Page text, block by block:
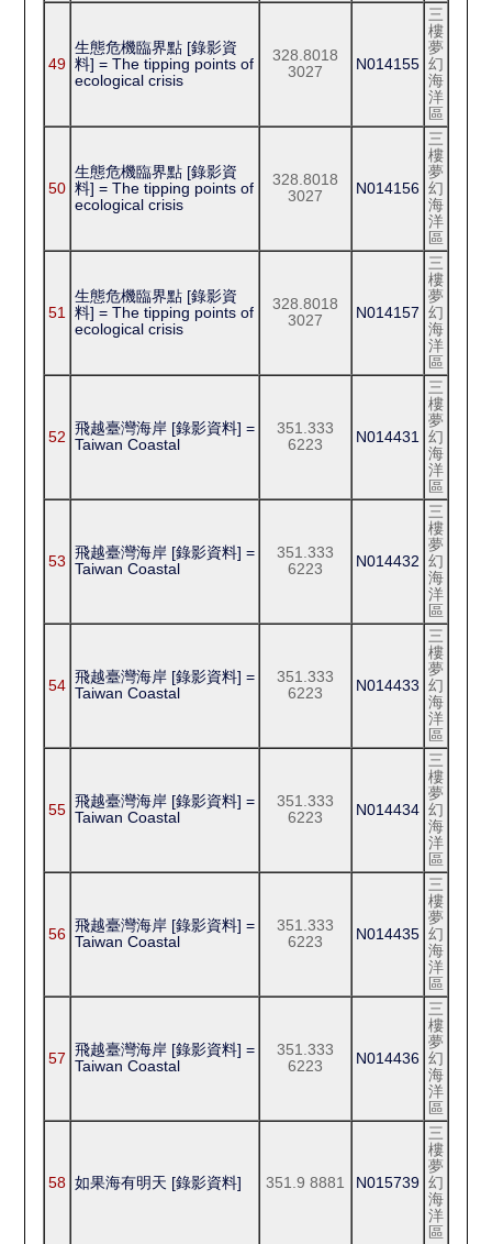
49
生態危機臨界點 [錄影資
料] = The tipping points of
ecological crisis
328.8018
3027
N014155
三
樓
夢
幻
海
洋
區
50
生態危機臨界點 [錄影資
料] = The tipping points of
ecological crisis
328.8018
3027
N014156
三
樓
夢
幻
海
洋
區
51
生態危機臨界點 [錄影資
料] = The tipping points of
ecological crisis
328.8018
3027
N014157
三
樓
夢
幻
海
洋
區
52 飛越臺灣海岸 [錄影資料] =
Taiwan Coastal
351.333
6223
N014431
三
樓
夢
幻
海
洋
區
53 飛越臺灣海岸 [錄影資料] =
Taiwan Coastal
351.333
6223
N014432
三
樓
夢
幻
海
洋
區
54 飛越臺灣海岸 [錄影資料] =
Taiwan Coastal
351.333
6223
N014433
三
樓
夢
幻
海
洋
區
55 飛越臺灣海岸 [錄影資料] =
Taiwan Coastal
351.333
6223
N014434
三
樓
夢
幻
海
洋
區
56 飛越臺灣海岸 [錄影資料] =
Taiwan Coastal
351.333
6223
N014435
三
樓
夢
幻
海
洋
區
57 飛越臺灣海岸 [錄影資料] =
Taiwan Coastal
351.333
6223
N014436
三
樓
夢
幻
海
洋
區
58 如果海有明天 [錄影資料] 351.9 8881 N015739
三
樓
夢
幻
海
洋
區